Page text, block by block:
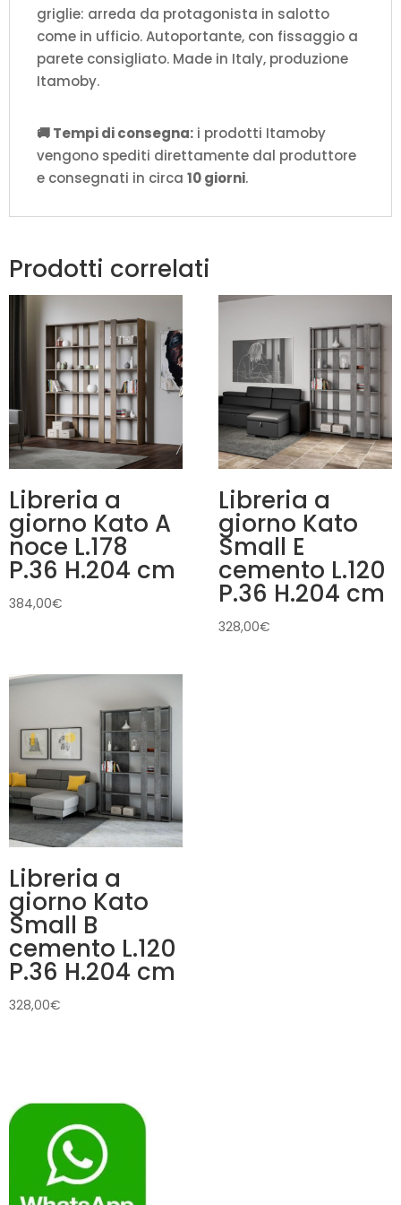
griglie: arreda da protagonista in salotto
come in ufficio. Autoportante, con fissaggio a
parete consigliato. Made in Italy, produzione
Itamoby.
🚚 Tempi di consegna: i prodotti Itamoby
vengono spediti direttamente dal produttore
e consegnati in circa 10 giorni.
Prodotti correlati
Libreria a
giorno Kato A
noce L.178
P.36 H.204 cm
384,00€
Libreria a
giorno Kato
Small E
cemento L.120
P.36 H.204 cm
328,00€
Libreria a
giorno Kato
Small B
cemento L.120
P.36 H.204 cm
328,00€